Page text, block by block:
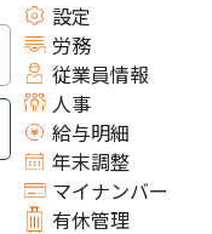
設定
労務
従業員情報
人事
給与明細
年末調整
マイナンバー
有休管理